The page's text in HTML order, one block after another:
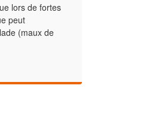
lors de fortes
peut
(maux de